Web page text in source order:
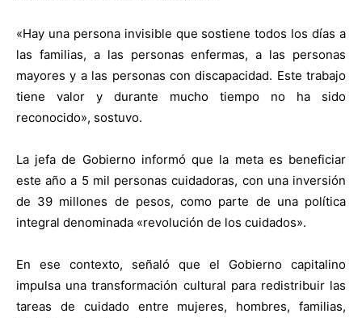
«Hay una persona invisible que sostiene todos los días a
las familias, a las personas enfermas, a las personas
mayores y a las personas con discapacidad. Este trabajo
tiene valor y durante mucho tiempo no ha sido
reconocido», sostuvo.
La jefa de Gobierno informó que la meta es beneficiar
este año a 5 mil personas cuidadoras, con una inversión
de 39 millones de pesos, como parte de una política
integral denominada «revolución de los cuidados».
En ese contexto, señaló que el Gobierno capitalino
impulsa una transformación cultural para redistribuir las
tareas de cuidado entre mujeres, hombres, familias,